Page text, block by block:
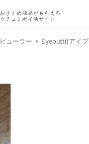
おすすめ商品がもらえる
クチコミポイ活サイト
ビューラー Eyeputti(アイ